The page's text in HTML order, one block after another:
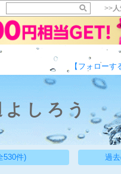
>>
【フォローす
しろう
530件) 過